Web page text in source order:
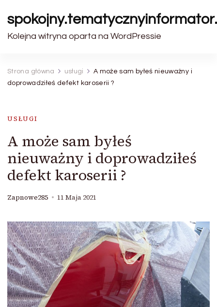
Kolejna witryna oparta na WordPressie
Strona główna usługi
A może sam byłeś nieuważny i
doprowadziłeś defekt karoserii ?
USŁUGI
A może sam byłeś
nieuważny i doprowadziłeś
defekt karoserii ?
Zapnowe285 11 Maja 2021